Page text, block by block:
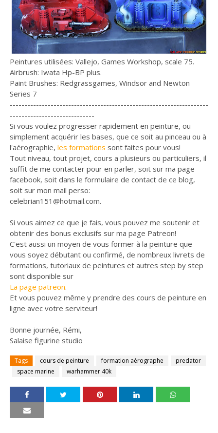
Peintures utilisées: Vallejo, Games Workshop, scale 75.
Airbrush: Iwata Hp-BP plus.
Paint Brushes: Redgrassgames, Windsor and Newton
Series 7
--------------------------------------------------------------------
-----------------------------
Si vous voulez progresser rapidement en peinture, ou
simplement acquérir les bases, que ce soit au pinceau ou à
l'aérographie, les formations sont faites pour vous!
Tout niveau, tout projet, cours a plusieurs ou particuliers, il
suffit de me contacter pour en parler, soit sur ma page
facebook, soit dans le formulaire de contact de ce blog,
soit sur mon mail perso:
celebrian151@hotmail.com.
Si vous aimez ce que je fais, vous pouvez me soutenir et
obtenir des bonus exclusifs sur ma page Patreon!
C'est aussi un moyen de vous former à la peinture que
vous soyez débutant ou confirmé, de nombreux livrets de
formations, tutoriaux de peintures et autres step by step
sont disponible sur
La page patreon.
Et vous pouvez même y prendre des cours de peinture en
ligne avec votre serviteur!
Bonne journée, Rémi,
Salaise figurine studio
Tags cours de peinture formation aérographe
predator
space marine
warhammer 40k